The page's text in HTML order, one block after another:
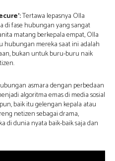
Tertawa lepasnya Olla
di fase hubungan yang sangat
matang berkepala empat, Olla
hubungan mereka saat ini adalah
bukan untuk buru-buru naik
asmara dengan perbedaan
algoritma emas di media sosial
baik itu gelengan kepala atau
netizen sebagai drama,
di dunia nyata baik-baik saja dan